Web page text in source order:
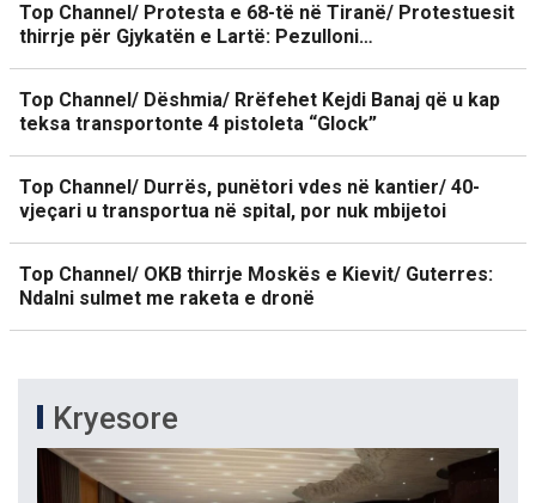
Top Channel/ Protesta e 68-të në Tiranë/ Protestuesit
thirrje për Gjykatën e Lartë: Pezulloni…
Top Channel/ Dëshmia/ Rrëfehet Kejdi Banaj që u kap
teksa transportonte 4 pistoleta “Glock”
Top Channel/ Durrës, punëtori vdes në kantier/ 40-
vjeçari u transportua në spital, por nuk mbijetoi
Top Channel/ OKB thirrje Moskës e Kievit/ Guterres:
Ndalni sulmet me raketa e dronë
Kryesore